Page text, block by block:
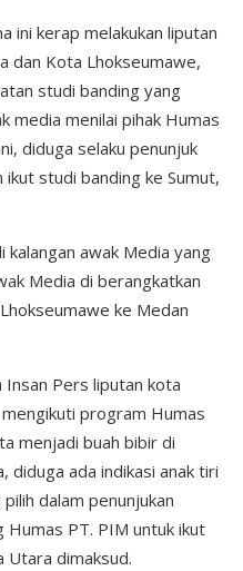
ini kerap melakukan liputan
dan Kota Lhokseumawe,
studi banding yang
media menilai pihak Humas
diduga selaku penunjuk
studi banding ke Sumut,
awak Media yang
Media di berangkatkan
ke Medan
Insan Pers liputan kota
program Humas
menjadi buah bibir di
diduga ada indikasi anak tiri
dalam penunjukan
PT. PIM untuk ikut
Utara dimaksud.